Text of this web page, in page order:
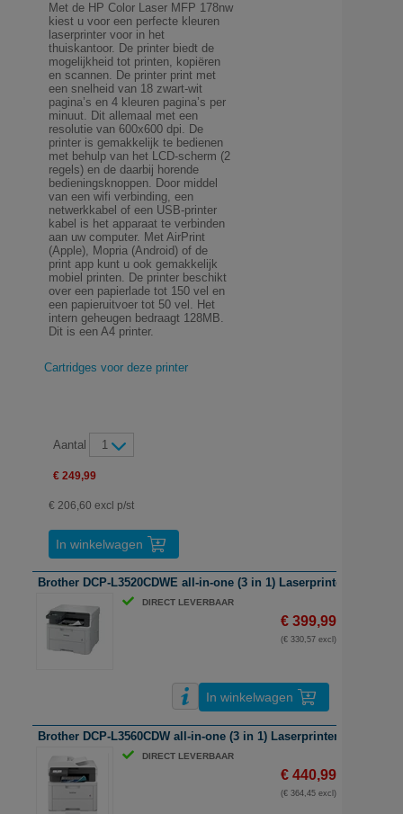
Met de HP Color Laser MFP 178nw
kiest u voor een perfecte kleuren
laserprinter voor in het
thuiskantoor. De printer biedt de
mogelijkheid tot printen, kopiëren
en scannen. De printer print met
een snelheid van 18 zwart-wit
pagina’s en 4 kleuren pagina’s per
minuut. Dit allemaal met een
resolutie van 600x600 dpi. De
printer is gemakkelijk te bedienen
met behulp van het LCD-scherm (2
regels) en de daarbij horende
bedieningsknoppen. Door middel
van een wifi verbinding, een
netwerkkabel of een USB-printer
kabel is het apparaat te verbinden
aan uw computer. Met AirPrint
(Apple), Mopria (Android) of de
print app kunt u ook gemakkelijk
mobiel printen. De printer beschikt
over een papierlade tot 150 vel en
een papieruitvoer tot 50 vel. Het
intern geheugen bedraagt 128MB.
Dit is een A4 printer.
Cartridges voor deze printer
Aantal 1
€ 249,99
€ 206,60 excl p/st
In winkelwagen
Brother DCP-L3520CDWE all-in-one (3 in 1) Laserprinter | A4 |
DIRECT LEVERBAAR
€ 399,99
(€ 330,57 excl)
In winkelwagen
Brother DCP-L3560CDW all-in-one (3 in 1) Laserprinter | A4 |
DIRECT LEVERBAAR
€ 440,99
(€ 364,45 excl)